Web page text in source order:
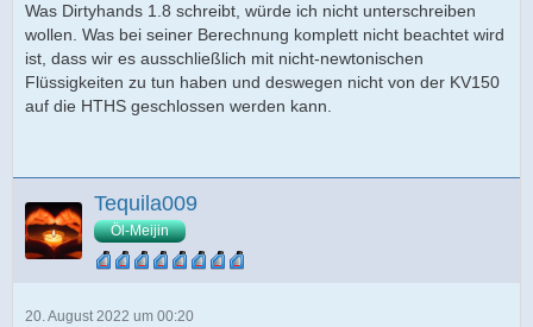
Was Dirtyhands 1.8 schreibt, würde ich nicht unterschreiben
wollen. Was bei seiner Berechnung komplett nicht beachtet wird
ist, dass wir es ausschließlich mit nicht-newtonischen
Flüssigkeiten zu tun haben und deswegen nicht von der KV150
auf die HTHS geschlossen werden kann.
Tequila009
Öl-Meijin
20. August 2022 um 00:20